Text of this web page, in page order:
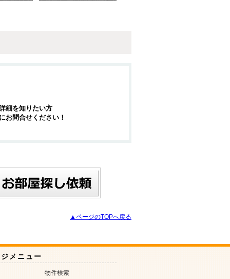
細を知りたい方
お問合せください！
▲ページのTOPへ戻る
メニュー
物件検索